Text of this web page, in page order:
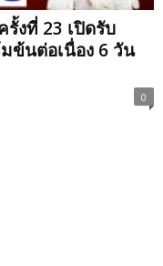
งที่ 23 เปิดรับ
ข้นต่อเนื่อง 6 วัน
0